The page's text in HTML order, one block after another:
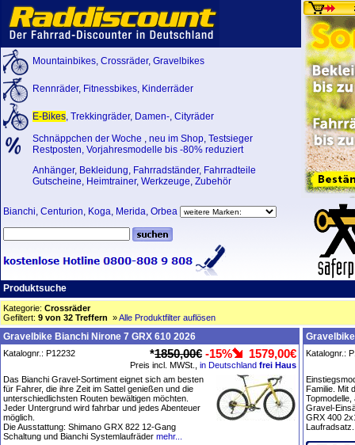
Mountainbikes, Crossräder, Gravelbikes
Rennräder, Fitnessbikes, Kinderräder
E-Bikes, Trekkingräder, Damen-, Cityräder
Schnäppchen der Woche , neu im Shop, Testsieger
Restposten, Vorjahresmodelle bis -80% reduziert
Anhänger, Bekleidung, Fahrradständer, Fahrradteile
Gutscheine, Heimtrainer, Werkzeuge, Zubehör
Bianchi, Centurion, Koga, Merida, Orbea
Produktsuche
Kategorie: Crossräder
Gefiltert: 9 von 32 Treffern »Alle Produktfilter auflösen
Gravelbike Bianchi Nirone 7 GRX 610 2026
Katalognr.: P12232 *1850,00€ -15% 1579,00€
Preis incl. MWSt., in Deutschland frei Haus
Das Bianchi Gravel-Sortiment eignet sich am besten
für Fahrer, die ihre Zeit im Sattel genießen und die
unterschiedlichsten Routen bewältigen möchten.
Jeder Untergrund wird fahrbar und jedes Abenteuer
möglich.
Die Ausstattung: Shimano GRX 822 12-Gang
Schaltung und Bianchi Systemlaufräder mehr...
Katalognr.:
Familie. Mit
Gravel-
GRX 400
Laufradsatz.